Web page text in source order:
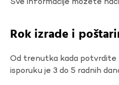
Sve informacije možete
Rok izrade i
Od trenutka kada potvrdite
isporuku je 3 do 5 radnih